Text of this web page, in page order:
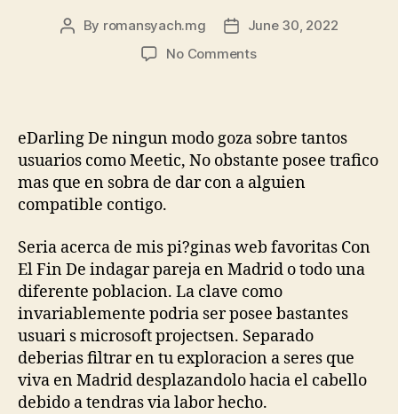
gibt.”
Post
By romansyach.mg
PostJune 30, 2022
No Commentson
modo
sobre
tantos
que
Meetic,
No
obstante
trafico
mas
que
acerca
eDarling De ningun modo goza sobre tantos
usuarios como Meetic, No obstante posee trafico
mas que en sobra de dar con a alguien
compatible contigo.
Seri­a acerca de mis pi?ginas web favoritas Con
El Fin De indagar pareja en Madrid o todo una
diferente poblacion. La clave como
invariablemente podri­a ser posee bastantes
usuari s microsoft projectsen. Separado
deberias filtrar en tu exploracion a seres que
viva en Madrid desplazandolo hacia el cabello
debido a tendras vi­a labor hecho.